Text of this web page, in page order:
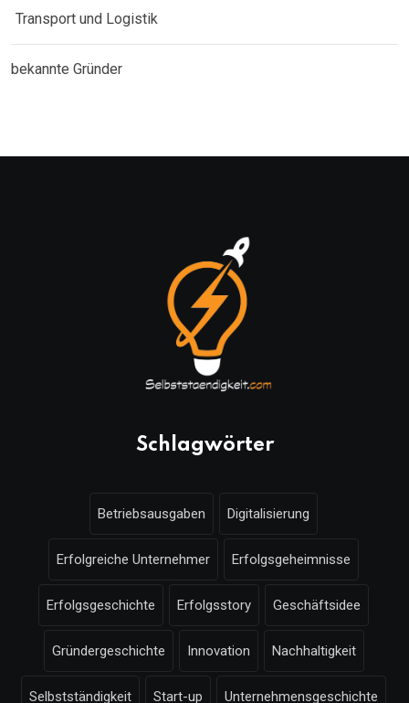
Transport und Logistik
bekannte Gründer
Schlagwörter
Betriebsausgaben Digitalisierung
Erfolgreiche Unternehmer Erfolgsgeheimnisse
Erfolgsgeschichte Erfolgsstory Geschäftsidee
Gründergeschichte Innovation Nachhaltigkeit
Selbstständigkeit Start-up Unternehmensgeschichte